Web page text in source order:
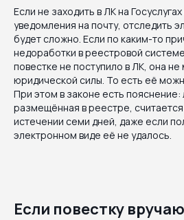
Если не заходить в ЛК на
уведомления на почту, отследить
будет сложно. Если по каким-то
недоработки в реестровой
повестке не поступило в ЛК, она
юридической силы. То есть её
При этом в законе есть пояснение:
размещённая в реестре,
истечении семи дней, даже если
электронном виде её не удалось.
Если повестку